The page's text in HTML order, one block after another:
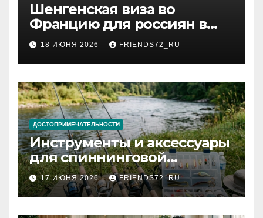
Шенгенская виза во
Францию для россиян в
2026 году: сроки от 3 дней
и список необходимых
документов
18 ИЮНЯ 2026 FRIENDS72_RU
ДОСТОПРИМЕЧАТЕЛЬНОСТИ
Инструменты и аксессуары
для спиннинговой
рыбалки: назначение и
типы
17 ИЮНЯ 2026 FRIENDS72_RU